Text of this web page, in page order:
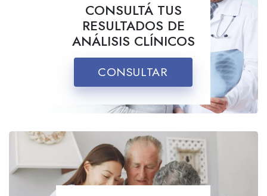
CONSULTÁ TUS
RESULTADOS DE
ANÁLISIS CLÍNICOS
CONSULTAR